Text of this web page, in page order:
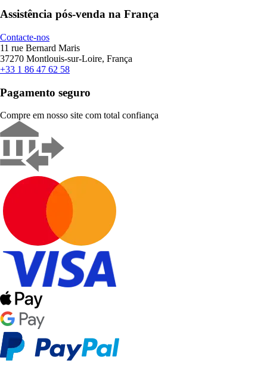
Assistência pós-venda na França
Contacte-nos
11 rue Bernard Maris
37270 Montlouis-sur-Loire, França
+33 1 86 47 62 58
Pagamento seguro
Compre em nosso site com total confiança